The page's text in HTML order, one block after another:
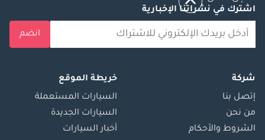
اشترك في نشراتنا الإخبارية
انضم
شركة
إتصل بنا
من نحن
الشروط والأحكام
خريطة الموقع
السيارات المستعملة
السيارات الجديدة
أخبار السيارات